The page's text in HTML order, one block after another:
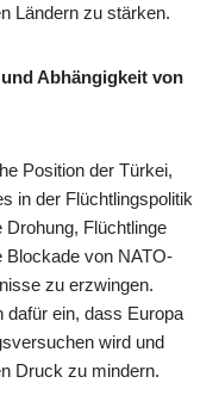
Ländern zu stärken.​
Abhängigkeit von
Position der Türkei,
in der Flüchtlingspolitik
Flüchtlinge
Blockade von NATO-
zu erzwingen.
dafür ein, dass Europa
wird und
Druck zu mindern.​